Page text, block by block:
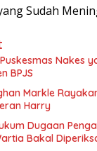
Sudah
Nakes
BPJS
Markle
Harry
Dugaan
Bakal